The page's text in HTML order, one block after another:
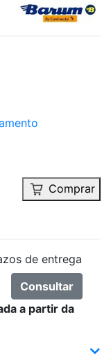
Comprar
de entrega
Consultar
a partir da